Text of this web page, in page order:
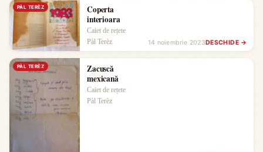
PÀL TERÈZ
Coperta
interioara
Caiet de rețete
Pàl Terèz
14 noiembrie 2023DESCHIDE →
PÀL TERÈZ
Zacuscă
mexicană
Caiet de rețete
Pàl Terèz